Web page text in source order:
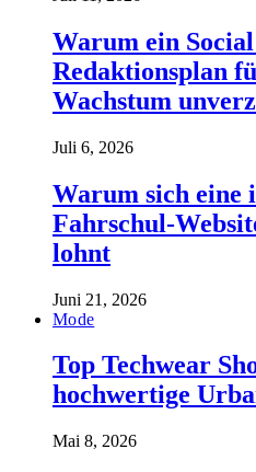
Warum ein
Redaktionsplan
Wachstum
Juli 6, 2026
Warum sich eine
Fahrschul-
lohnt
Juni 21, 2026
Mode
Top Techwear
hochwertige
Mai 8, 2026